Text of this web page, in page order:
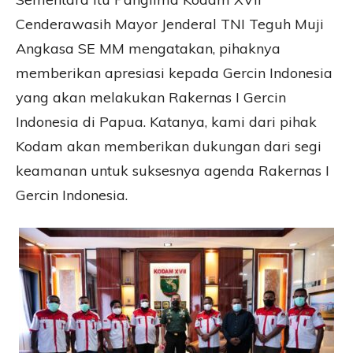
Cenderawasih Mayor Jenderal TNI Teguh Muji
Angkasa SE MM mengatakan, pihaknya
memberikan apresiasi kepada Gercin Indonesia
yang akan melakukan Rakernas I Gercin
Indonesia di Papua. Katanya, kami dari pihak
Kodam akan memberikan dukungan dari segi
keamanan untuk suksesnya agenda Rakernas I
Gercin Indonesia.